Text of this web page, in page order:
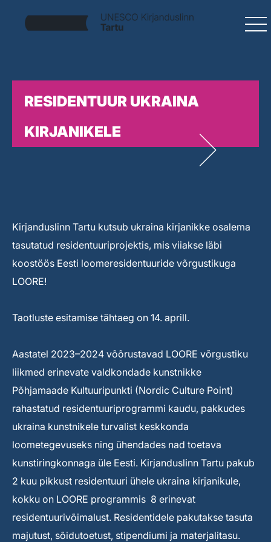
RESIDENTUUR UKRAINA
KIRJANIKELE
Kirjanduslinn Tartu kutsub ukraina kirjanikke osalema
tasutatud residentuuriprojektis, mis viiakse läbi
koostöös Eesti loomeresidentuuride võrgustikuga
LOORE!
Taotluste esitamise tähtaeg on 14. aprill.
Aastatel 2023–2024 võõrustavad LOORE võrgustiku
liikmed erinevate valdkondade kunstnikke
Põhjamaade Kultuuripunkti (Nordic Culture Point)
rahastatud residentuuriprogrammi kaudu, pakkudes
ukraina kunstnikele turvalist keskkonda
loometegevuseks ning ühendades nad toetava
kunstiringkonnaga üle Eesti. Kirjanduslinn Tartu pakub
2 kuu pikkust residentuuri ühele ukraina kirjanikule,
kokku on LOORE programmis 8 erinevat
residentuurivõimalust. Residentidele pakutakse tasuta
majutust, sõidutoetust, stipendiumi ja materjalitasu.